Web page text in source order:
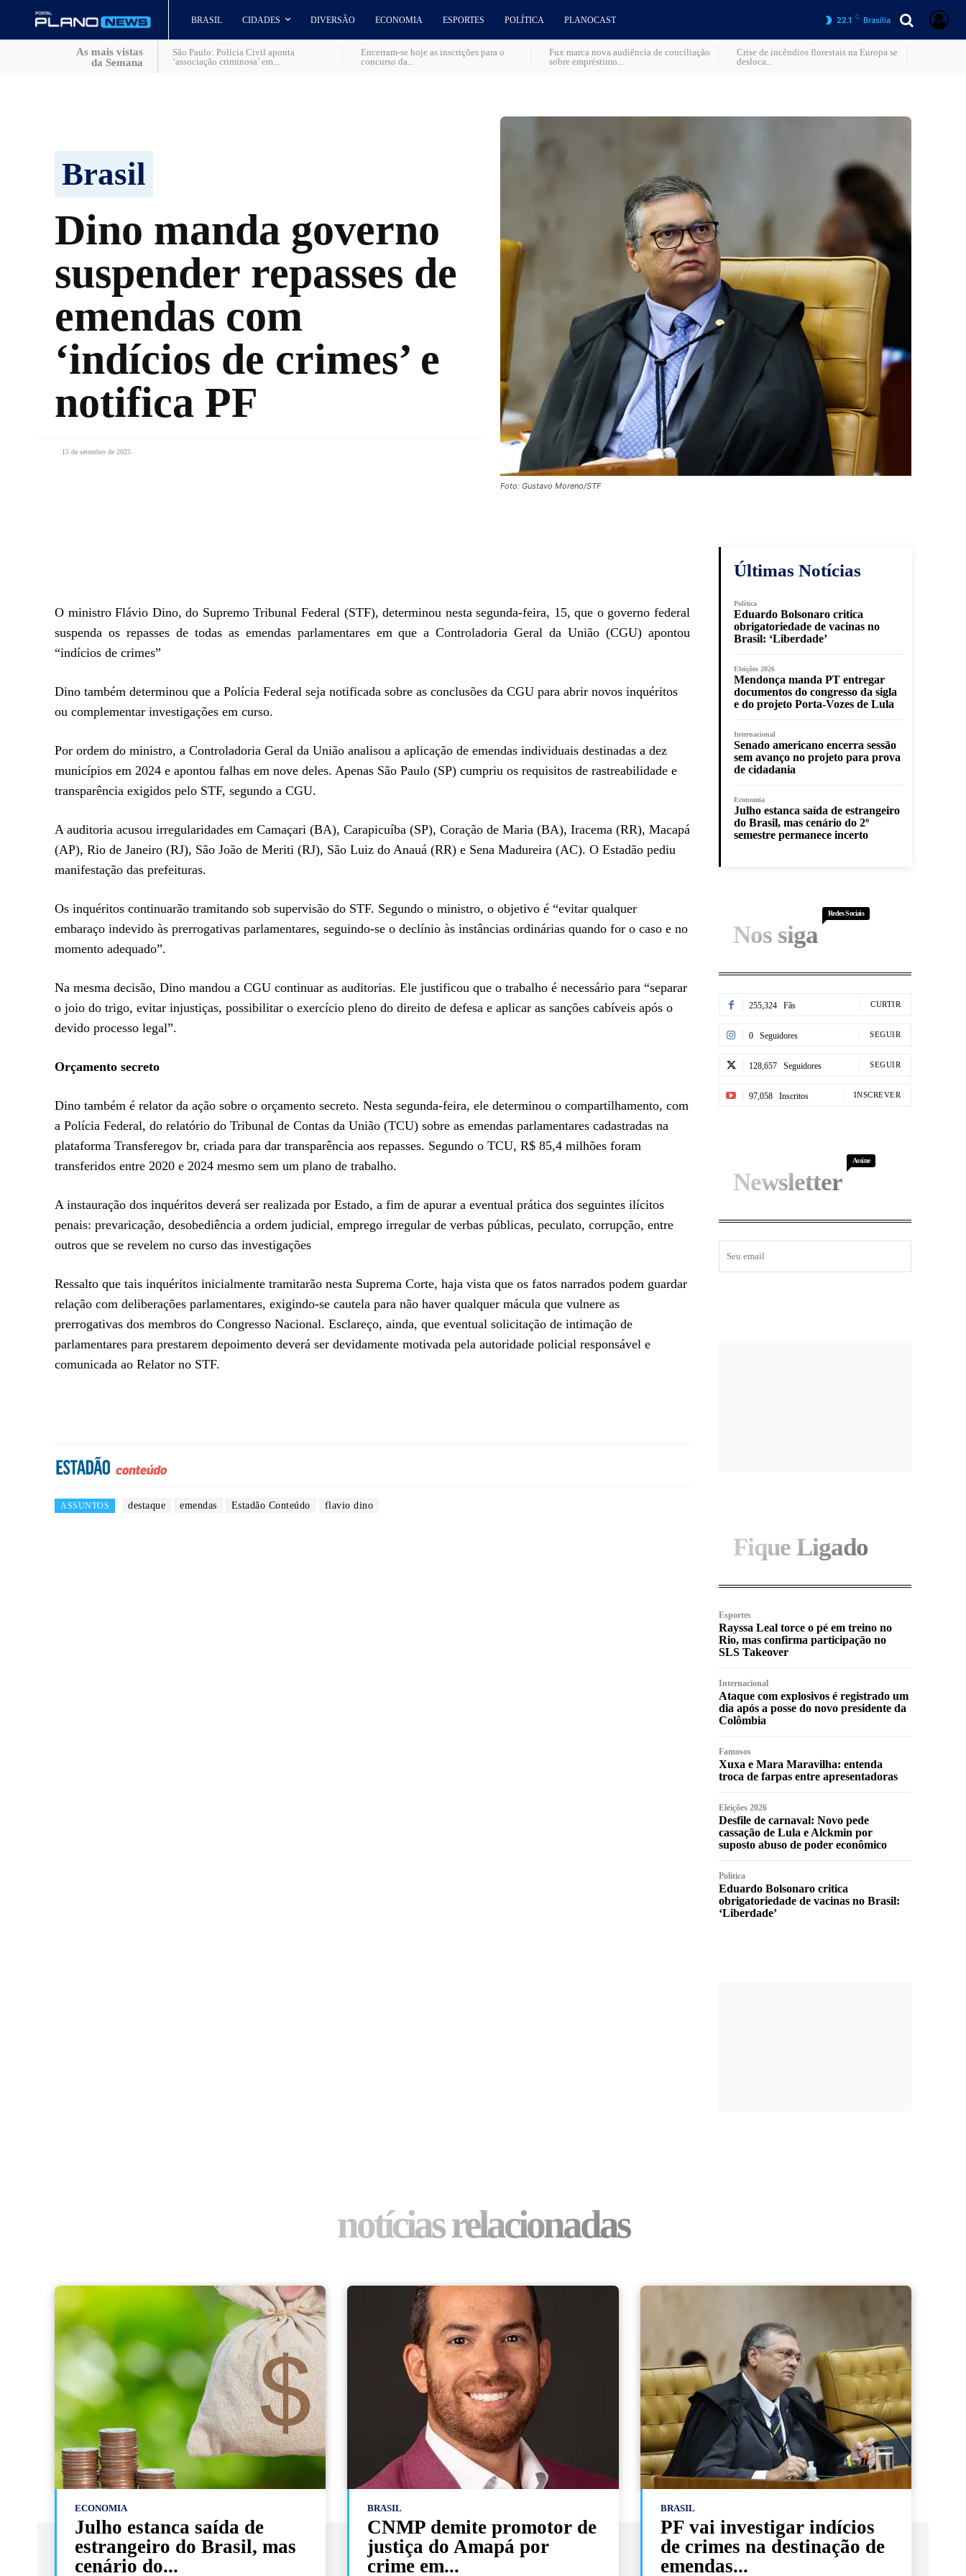
BRASIL CIDADES DIVERSÃO ECONOMIA ESPORTES POLÍTICA PLANOCAST 22.1 C Brasília
As mais vistas
da Semana
São Paulo: Polícia Civil aponta
‘associação criminosa’ em...
Encerram-se hoje as inscrições para o
concurso da...
Fux marca nova audiência de conciliação
sobre empréstimo...
Crise de incêndios florestais na Europa se
desloca...
Brasil
Dino manda governo
suspender repasses de
emendas com
‘indícios de crimes’ e
notifica PF
15 de setembro de 2025
Foto: Gustavo Moreno/STF
O ministro Flávio Dino, do Supremo Tribunal Federal (STF), determinou nesta segunda-feira, 15, que o governo federal
suspenda os repasses de todas as emendas parlamentares em que a Controladoria Geral da União (CGU) apontou
“indícios de crimes”
Dino também determinou que a Polícia Federal seja notificada sobre as conclusões da CGU para abrir novos inquéritos
ou complementar investigações em curso.
Por ordem do ministro, a Controladoria Geral da União analisou a aplicação de emendas individuais destinadas a dez
municípios em 2024 e apontou falhas em nove deles. Apenas São Paulo (SP) cumpriu os requisitos de rastreabilidade e
transparência exigidos pelo STF, segundo a CGU.
A auditoria acusou irregularidades em Camaçari (BA), Carapicuíba (SP), Coração de Maria (BA), Iracema (RR), Macapá
(AP), Rio de Janeiro (RJ), São João de Meriti (RJ), São Luiz do Anauá (RR) e Sena Madureira (AC). O Estadão pediu
manifestação das prefeituras.
Os inquéritos continuarão tramitando sob supervisão do STF. Segundo o ministro, o objetivo é “evitar qualquer
embaraço indevido às prerrogativas parlamentares, seguindo-se o declínio às instâncias ordinárias quando for o caso e no
momento adequado”.
Na mesma decisão, Dino mandou a CGU continuar as auditorias. Ele justificou que o trabalho é necessário para “separar
o joio do trigo, evitar injustiças, possibilitar o exercício pleno do direito de defesa e aplicar as sanções cabíveis após o
devido processo legal”.
Orçamento secreto
Dino também é relator da ação sobre o orçamento secreto. Nesta segunda-feira, ele determinou o compartilhamento, com
a Polícia Federal, do relatório do Tribunal de Contas da União (TCU) sobre as emendas parlamentares cadastradas na
plataforma Transferegov br, criada para dar transparência aos repasses. Segundo o TCU, R$ 85,4 milhões foram
transferidos entre 2020 e 2024 mesmo sem um plano de trabalho.
A instauração dos inquéritos deverá ser realizada por Estado, a fim de apurar a eventual prática dos seguintes ilícitos
penais: prevaricação, desobediência a ordem judicial, emprego irregular de verbas públicas, peculato, corrupção, entre
outros que se revelem no curso das investigações
Ressalto que tais inquéritos inicialmente tramitarão nesta Suprema Corte, haja vista que os fatos narrados podem guardar
relação com deliberações parlamentares, exigindo-se cautela para não haver qualquer mácula que vulnere as
prerrogativas dos membros do Congresso Nacional. Esclareço, ainda, que eventual solicitação de intimação de
parlamentares para prestarem depoimento deverá ser devidamente motivada pela autoridade policial responsável e
comunicada ao Relator no STF.
ASSUNTOS destaque emendas Estadão Conteúdo flavio dino
Últimas Notícias
Política
Eduardo Bolsonaro critica
obrigatoriedade de vacinas no
Brasil: ‘Liberdade’
Eleições 2026
Mendonça manda PT entregar
documentos do congresso da sigla
e do projeto Porta-Vozes de Lula
Internacional
Senado americano encerra sessão
sem avanço no projeto para prova
de cidadania
Economia
Julho estanca saída de estrangeiro
do Brasil, mas cenário do 2º
semestre permanece incerto
Nos siga
Redes Sociais
255,324 Fãs CURTIR
0 Seguidores SEGUIR
128,657 Seguidores SEGUIR
97,058 Inscritos INSCREVER
Newsletter
Assine
Fique Ligado
Esportes
Rayssa Leal torce o pé em treino no
Rio, mas confirma participação no
SLS Takeover
Internacional
Ataque com explosivos é registrado um
dia após a posse do novo presidente da
Colômbia
Famosos
Xuxa e Mara Maravilha: entenda
troca de farpas entre apresentadoras
Eleições 2026
Desfile de carnaval: Novo pede
cassação de Lula e Alckmin por
suposto abuso de poder econômico
Política
Eduardo Bolsonaro critica
obrigatoriedade de vacinas no Brasil:
‘Liberdade’
notícias relacionadas
ECONOMIA
Julho estanca saída de
estrangeiro do Brasil, mas
cenário do...
BRASIL
CNMP demite promotor de
justiça do Amapá por
crime em...
BRASIL
PF vai investigar indícios
de crimes na destinação de
emendas...